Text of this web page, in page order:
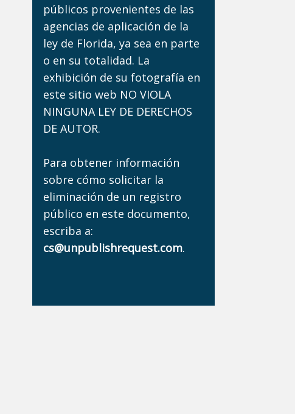
públicos provenientes de las
agencias de aplicación de la
ley de Florida, ya sea en parte
o en su totalidad. La
exhibición de su fotografía en
este sitio web NO VIOLA
NINGUNA LEY DE DERECHOS
DE AUTOR.
Para obtener información
sobre cómo solicitar la
eliminación de un registro
público en este documento,
escriba a:
cs@unpublishrequest.com.